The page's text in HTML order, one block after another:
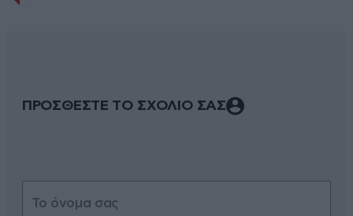
ΠΡΟΣΘΕΣΤΕ ΤΟ ΣΧΟΛΙΟ ΣΑΣ